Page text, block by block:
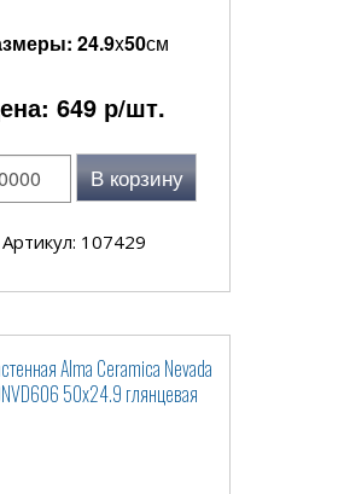
24.9x50см
649 р/шт.
В корзину
Артикул: 107429
Alma Ceramica Nevada
50x24.9 глянцевая